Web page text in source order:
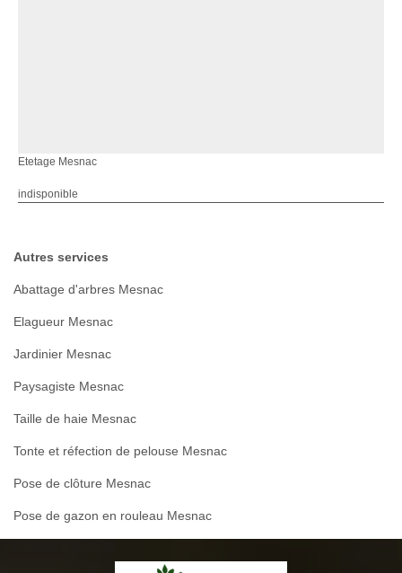
Etetage Mesnac
indisponible
Autres services
Abattage d'arbres Mesnac
Elagueur Mesnac
Jardinier Mesnac
Paysagiste Mesnac
Taille de haie Mesnac
Tonte et réfection de pelouse Mesnac
Pose de clôture Mesnac
Pose de gazon en rouleau Mesnac